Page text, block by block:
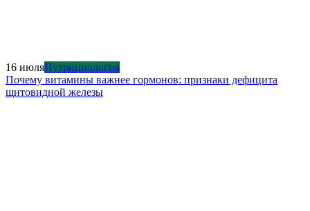
16 июляНутрициология
Почему витамины важнее гормонов: признаки дефицита
щитовидной железы